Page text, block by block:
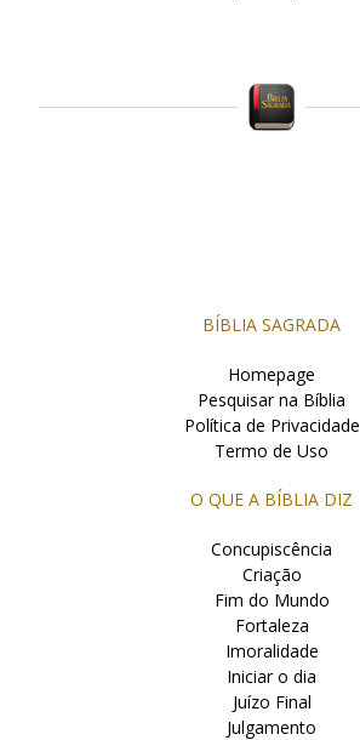
BÍBLIA SAGRADA
Homepage
Pesquisar na Bíblia
Política de Privacidade
Termo de Uso
O QUE A BÍBLIA DIZ
Concupiscência
Criação
Fim do Mundo
Fortaleza
Imoralidade
Iniciar o dia
Juízo Final
Julgamento